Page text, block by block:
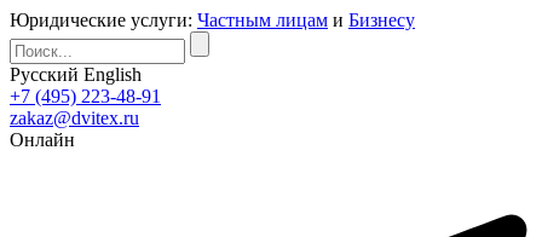
Юридические услуги: Частным лицам и Бизнесу
Русский English
+7 (495) 223-48-91
zakaz@dvitex.ru
Онлайн